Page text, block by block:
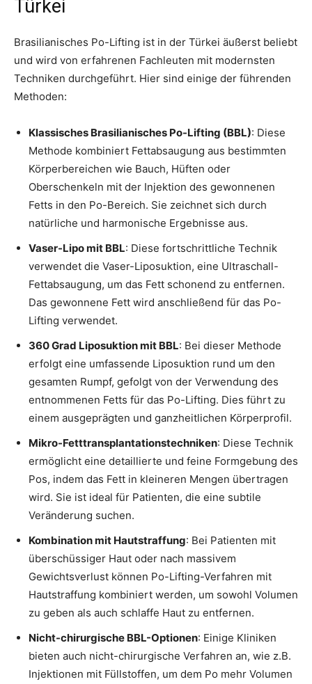
Türkei
Brasilianisches Po-Lifting ist in der Türkei äußerst beliebt
und wird von erfahrenen Fachleuten mit modernsten
Techniken durchgeführt. Hier sind einige der führenden
Methoden:
Klassisches Brasilianisches Po-Lifting (BBL): Diese
Methode kombiniert Fettabsaugung aus bestimmten
Körperbereichen wie Bauch, Hüften oder
Oberschenkeln mit der Injektion des gewonnenen
Fetts in den Po-Bereich. Sie zeichnet sich durch
natürliche und harmonische Ergebnisse aus.
Vaser-Lipo mit BBL: Diese fortschrittliche Technik
verwendet die Vaser-Liposuktion, eine Ultraschall-
Fettabsaugung, um das Fett schonend zu entfernen.
Das gewonnene Fett wird anschließend für das Po-
Lifting verwendet.
360 Grad Liposuktion mit BBL: Bei dieser Methode
erfolgt eine umfassende Liposuktion rund um den
gesamten Rumpf, gefolgt von der Verwendung des
entnommenen Fetts für das Po-Lifting. Dies führt zu
einem ausgeprägten und ganzheitlichen Körperprofil.
Mikro-Fetttransplantationstechniken: Diese Technik
ermöglicht eine detaillierte und feine Formgebung des
Pos, indem das Fett in kleineren Mengen übertragen
wird. Sie ist ideal für Patienten, die eine subtile
Veränderung suchen.
Kombination mit Hautstraffung: Bei Patienten mit
überschüssiger Haut oder nach massivem
Gewichtsverlust können Po-Lifting-Verfahren mit
Hautstraffung kombiniert werden, um sowohl Volumen
zu geben als auch schlaffe Haut zu entfernen.
Nicht-chirurgische BBL-Optionen: Einige Kliniken
bieten auch nicht-chirurgische Verfahren an, wie z.B.
Injektionen mit Füllstoffen, um dem Po mehr Volumen